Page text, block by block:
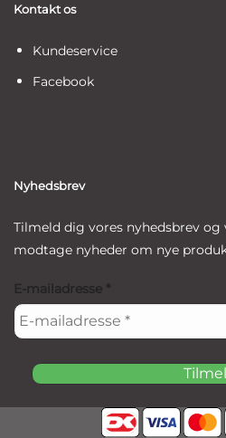
Kontakt os
Kundeservice
Facebook
Nyhedsbrev
Tilmeld dig vores nyhedsbrev
modtage nyheder om nye
E-mailadresse *